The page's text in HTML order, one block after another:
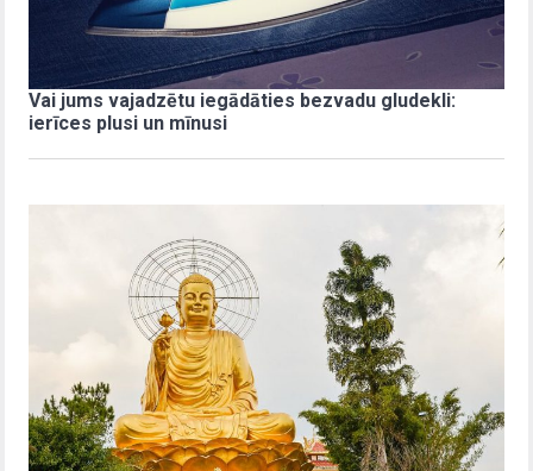
Vai jums vajadzētu iegādāties bezvadu gludekli:
ierīces plusi un mīnusi